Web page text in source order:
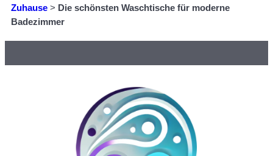
Zuhause > Die schönsten Waschtische für moderne
Badezimmer